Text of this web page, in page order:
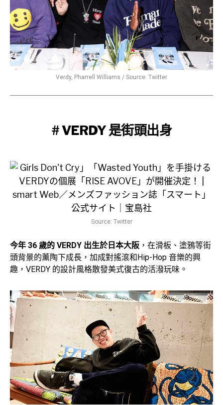
Verdy, Pharrell Williams / Source: Twitter
# VERDY 是街頭出身
Source: Twitter
今年 36 歲的 VERDY 出生於日本大阪 ，在滑板、塗鴉等街
頭背景的薰陶下成長，加成對搖滾和Hip-Hop 音樂的興
趣，VERDY 的設計風格散發美式復古的活潑玩味。